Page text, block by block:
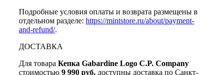
Подробные условия оплаты и возврата размещены в
отдельном разделе: https://mintstore.ru/about/payment-
and-refund/.
ДОСТАВКА
Для товара Кепка Gabardine Logo C.P. Company
стоимостью 9 990 руб. доступны доставка по Санкт-